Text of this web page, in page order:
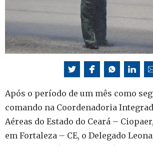
Após o período de um mês como
comando na Coordenadoria
Aéreas do Estado do Ceará –
em Fortaleza – CE, o Delegado